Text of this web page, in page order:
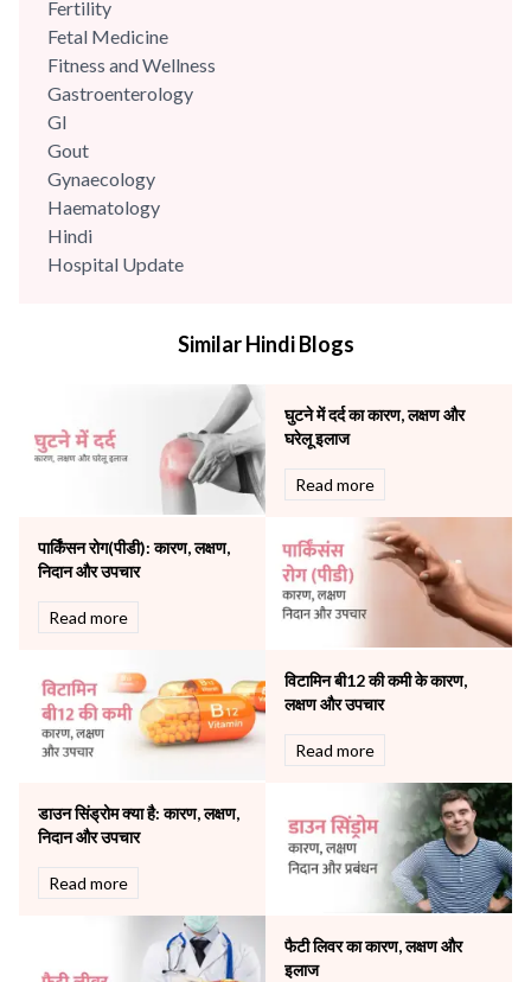
Fertility
Fetal Medicine
Fitness and Wellness
Gastroenterology
GI
Gout
Gynaecology
Haematology
Hindi
Hospital Update
Neonatology & Paediatrics
Nephrology & Dialysis
Neurology
Other Services
Pulmonology
Rheumatology
Robotic Precision
The Breast Centre
The Oncology Centre
Urology
Water Birthing
Women Wellness
Similar Hindi Blogs
घुटने में दर्द का कारण, लक्षण और
घरेलू इलाज
Read more
पार्किंसन रोग(पीडी): कारण, लक्षण,
निदान और उपचार
Read more
विटामिन बी12 की कमी के कारण,
लक्षण और उपचार
Read more
डाउन सिंड्रोम क्या है: कारण, लक्षण,
निदान और उपचार
Read more
फैटी लिवर का कारण, लक्षण और
इलाज